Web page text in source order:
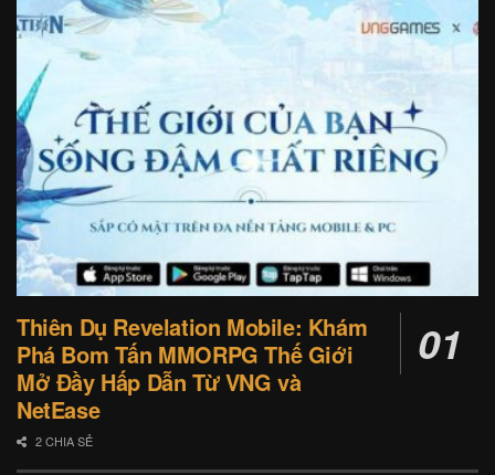
Thiên Dụ Revelation Mobile: Khám
Phá Bom Tấn MMORPG Thế Giới
Mở Đầy Hấp Dẫn Từ VNG và
NetEase
2 CHIA SẺ